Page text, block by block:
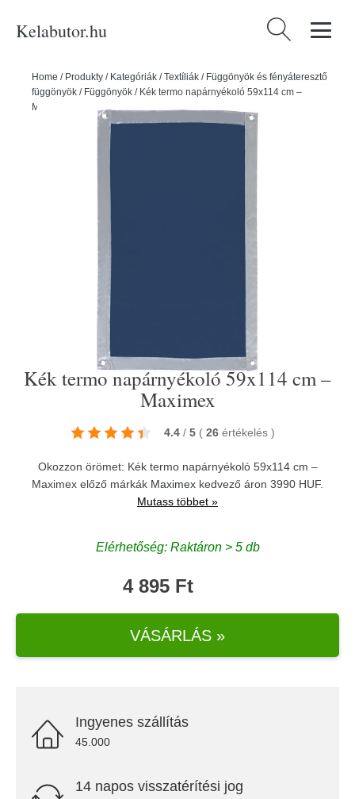
Kelabutor.hu Keresés:
Home / Produkty / Kategóriák /Textíliák / Függönyök és fényáteresztő
függönyök / Függönyök / Kék termo napárnyékoló 59x114 cm –
Maximex
Kék termo napárnyékoló 59x114 cm –
Maximex
4.4 / 5 ( 26 értékelés )
Okozzon örömet: Kék termo napárnyékoló 59x114 cm –
Maximex előző márkák Maximex kedvező áron 3990 HUF.
Mutass többet »
Elérhetőség: Raktáron > 5 db
4 895 Ft
VÁSÁRLÁS »
Ingyenes szállítás
45.000
14 napos visszatérítési jog